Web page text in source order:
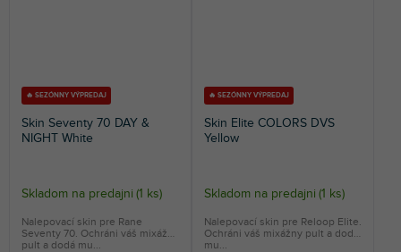
🔥 SEZÓNNY VÝPREDAJ
Skin Seventy 70 DAY &
NIGHT White
Skladom na predajni (1 ks)
Nalepovací skin pre Rane
Seventy 70. Ochráni váš mixážny
pult a dodá mu...
🔥 SEZÓNNY VÝPREDAJ
Skin Elite COLORS DVS
Yellow
Skladom na predajni (1 ks)
Nalepovací skin pre Reloop Elite.
Ochráni váš mixážny pult a dodá
mu...